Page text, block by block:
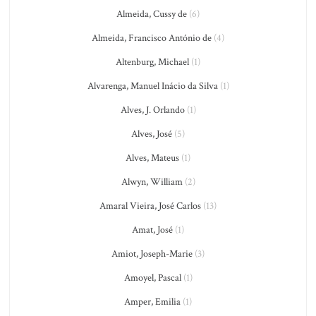
Almeida, Cussy de (6)
Almeida, Francisco António de (4)
Altenburg, Michael (1)
Alvarenga, Manuel Inácio da Silva(1)
Alves, J. Orlando(1)
Alves, José (5)
Alves, Mateus (1)
Alwyn, William(2)
Amaral Vieira, José Carlos (13)
Amat, José (1)
Amiot, Joseph-Marie (3)
Amoyel, Pascal(1)
Amper, Emilia (1)